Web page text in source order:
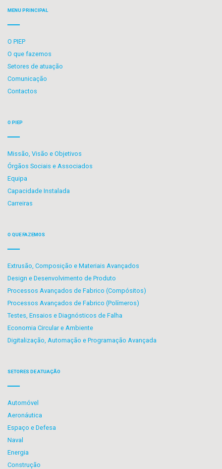
MENU PRINCIPAL
O PIEP
O que fazemos
Setores de atuação
Comunicação
Contactos
O PIEP
Missão, Visão e Objetivos
Órgãos Sociais e Associados
Equipa
Capacidade Instalada
Carreiras
O QUE FAZEMOS
Extrusão, Composição e Materiais Avançados
Design e Desenvolvimento de Produto
Processos Avançados de Fabrico (Compósitos)
Processos Avançados de Fabrico (Polímeros)
Testes, Ensaios e Diagnósticos de Falha
Economia Circular e Ambiente
Digitalização, Automação e Programação Avançada
SETORES DE ATUAÇÃO
Automóvel
Aeronáutica
Espaço e Defesa
Naval
Energia
Construção